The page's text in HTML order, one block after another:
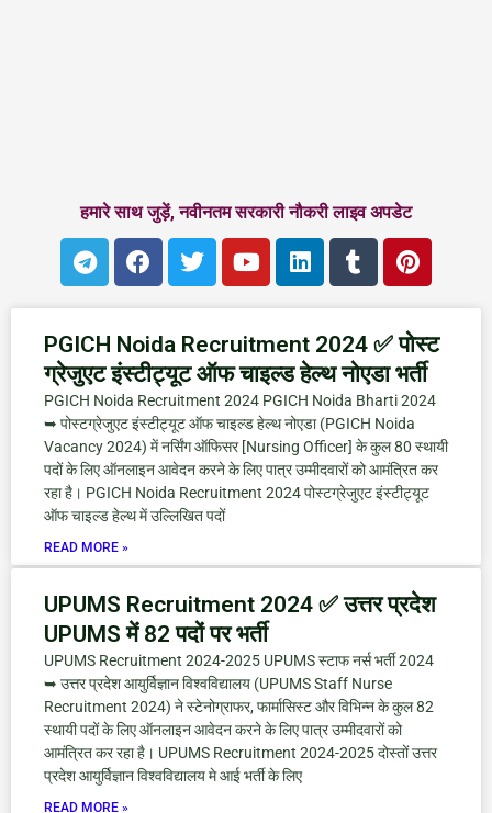
हमारे साथ जुड़ें, नवीनतम सरकारी नौकरी लाइव अपडेट
T
e
g
r
a
m
F
a
b
o
o
k
T
w
t
e
r
Y
o
u
b
e
L
i
e
d
i
n
T
u
l
r
P
i
e
r
e
s
t
PGICH Noida Recruitment 2024 ✅ पोस्ट
ग्रेजुएट इंस्टीट्यूट ऑफ चाइल्ड हेल्थ नोएडा भर्ती
PGICH Noida Recruitment 2024 PGICH Noida Bharti 2024
➥ पोस्टग्रेजुएट इंस्टीट्यूट ऑफ चाइल्ड हेल्थ नोएडा (PGICH Noida
Vacancy 2024) में नर्सिंग ऑफिसर [Nursing Officer] के कुल 80 स्थायी
पदों के लिए ऑनलाइन आवेदन करने के लिए पात्र उम्मीदवारों को आमंत्रित कर
रहा है। PGICH Noida Recruitment 2024 पोस्टग्रेजुएट इंस्टीट्यूट
ऑफ चाइल्ड हेल्थ में उल्लिखित पदों
READ MORE »
UPUMS Recruitment 2024 ✅ उत्तर प्रदेश
UPUMS में 82 पदों पर भर्ती
UPUMS Recruitment 2024-2025 UPUMS स्टाफ नर्स भर्ती 2024
➥ उत्तर प्रदेश आयुर्विज्ञान विश्वविद्यालय (UPUMS Staff Nurse
Recruitment 2024) ने स्टेनोग्राफर, फार्मासिस्ट और विभिन्न के कुल 82
स्थायी पदों के लिए ऑनलाइन आवेदन करने के लिए पात्र उम्मीदवारों को
आमंत्रित कर रहा है। UPUMS Recruitment 2024-2025 दोस्तों उत्तर
प्रदेश आयुर्विज्ञान विश्वविद्यालय मे आई भर्ती के लिए
READ MORE »
a
g
e
a
g
e
a
g
e
a
g
e